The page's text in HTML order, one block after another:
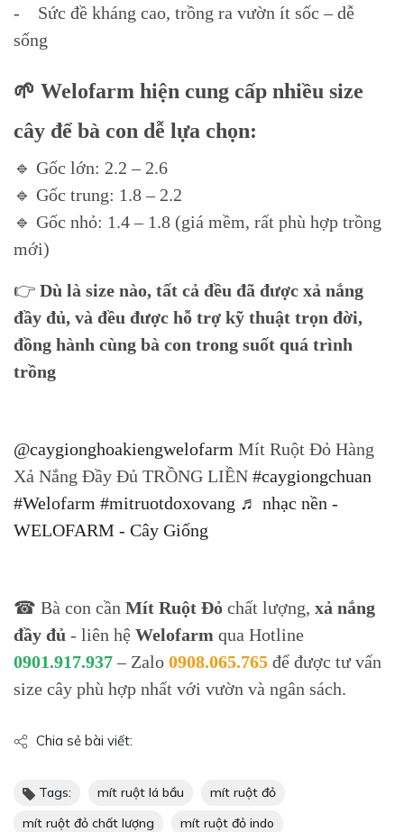
- Sức đề kháng cao, trồng ra vườn ít sốc – dễ
sống
🌱 Welofarm hiện cung cấp nhiều size
cây để bà con dễ lựa chọn:
🔹 Gốc lớn: 2.2 – 2.6
🔹 Gốc trung: 1.8 – 2.2
🔹 Gốc nhỏ: 1.4 – 1.8 (giá mềm, rất phù hợp trồng
mới)
👉 Dù là size nào, tất cả đều đã được xả nắng
đầy đủ, và đều được hỗ trợ kỹ thuật trọn đời,
đồng hành cùng bà con trong suốt quá trình
trồng
@caygionghoakiengwelofarm Mít Ruột Đỏ Hàng
Xả Nắng Đầy Đủ TRỒNG LIỀN #caygiongchuan
#Welofarm #mitruotdoxovang ♬ nhạc nền -
WELOFARM - Cây Giống
☎ Bà con cần Mít Ruột Đỏ chất lượng, xả nắng
đầy đủ - liên hệ Welofarm qua Hotline
0901.917.937– Zalo 0908.065.765 để được tư vấn
size cây phù hợp nhất với vườn và ngân sách.
Chia sẻ bài viết:
Tags: mít ruột lá bầu
mít ruột đỏ
mít ruột đỏ chất lượng
mít ruột đỏ indo